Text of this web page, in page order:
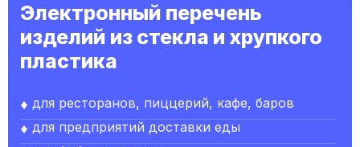
Электронный перечень
изделий из стекла и хрупкого
пластика
для ресторанов, пиццерий, кафе, баров
для предприятий доставки еды